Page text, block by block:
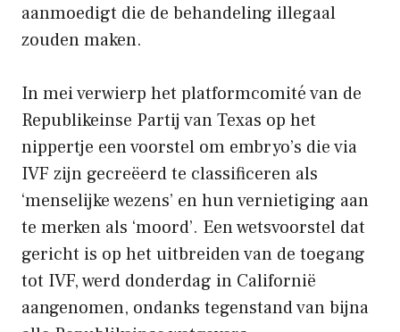
aanmoedigt die de behandeling illegaal
zouden maken.
In mei verwierp het platformcomité van de
Republikeinse Partij van Texas op het
nippertje een voorstel om embryo’s die via
IVF zijn gecreëerd te classificeren als
‘menselijke wezens’ en hun vernietiging aan
te merken als ‘moord’. Een wetsvoorstel dat
gericht is op het uitbreiden van de toegang
tot IVF, werd donderdag in Californië
aangenomen, ondanks tegenstand van bijna